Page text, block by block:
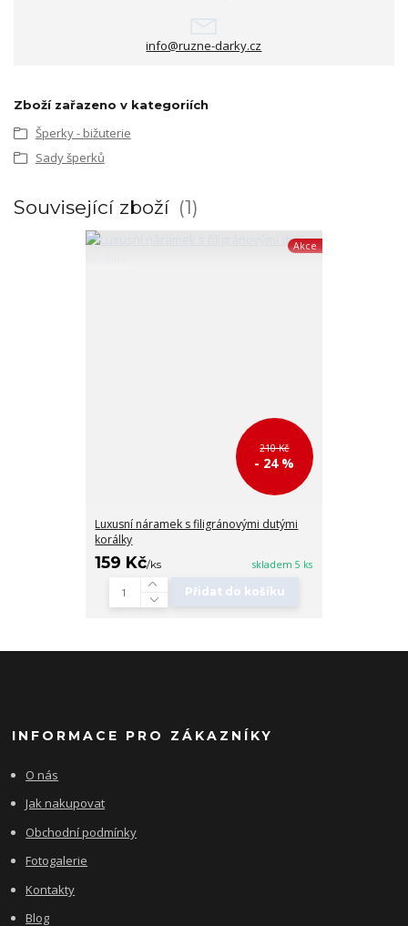
info@ruzne-darky.cz
Zboží zařazeno v kategoriích
Šperky - bižuterie
Sady šperků
Související zboží 1
Akce
210 Kč
- 24 %
Luxusní náramek s filigránovými dutými
korálky
159 Kč/ks skladem 5 ks
Přidat do košíku
INFORMACE PRO ZÁKAZNÍKY
O nás
Jak nakupovat
Obchodní podmínky
Fotogalerie
Kontakty
Blog